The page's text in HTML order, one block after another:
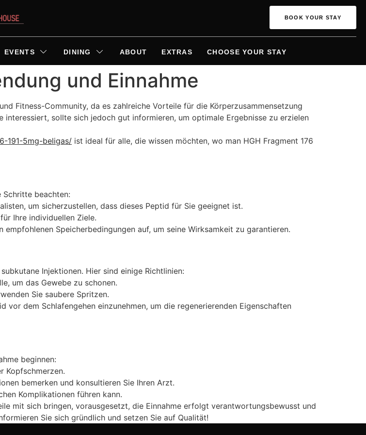
BOOK YOUR STAY
EVENTS DINING ABOUT EXTRAS CHOOSE YOUR STAY
und Einnahme
Fitness-Community, da es zahlreiche Vorteile für die Körperzusammensetzung
interessiert, sollte sich jedoch gut informieren, um optimale Ergebnisse zu erzielen
191-5mg-beligas/ ist ideal für alle, die wissen möchten, wo man HGH Fragment 176
Schritte beachten:
um sicherzustellen, dass dieses Peptid für Sie geeignet ist.
Ihre individuellen Ziele.
empfohlenen Speicherbedingungen auf, um seine Wirksamkeit zu garantieren.
Injektionen. Hier sind einige Richtlinien:
um das Gewebe zu schonen.
Sie saubere Spritzen.
vor dem Schlafengehen einzunehmen, um die regenerierenden Eigenschaften
beginnen:
Kopfschmerzen.
bemerken und konsultieren Sie Ihren Arzt.
Komplikationen führen kann.
mit sich bringen, vorausgesetzt, die Einnahme erfolgt verantwortungsbewusst und
Sie sich gründlich und setzen Sie auf Qualität!